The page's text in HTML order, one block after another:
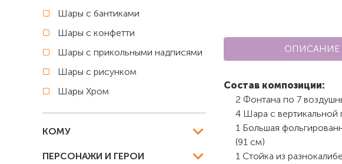
Шары с бантиками
Шары с конфетти
Шары с прикольными надписями
Шары с рисунком
Шары Хром
КОМУ
ПЕРСОНАЖИ И ГЕРОИ
ОПИСАНИЕ
Состав композиции:
2 Фонтана по 7
4 Шара с вертикальной
1 Большая
(91 см)
1 Стойка из